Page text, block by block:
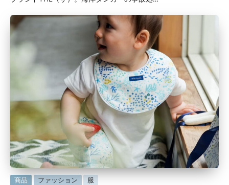
に商品 ファッション 服